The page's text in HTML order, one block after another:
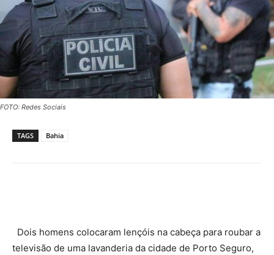
FOTO: Redes Sociais
TAGS Bahia
Dois homens colocaram lençóis na cabeça para roubar a
televisão de uma lavanderia da cidade de Porto Seguro,